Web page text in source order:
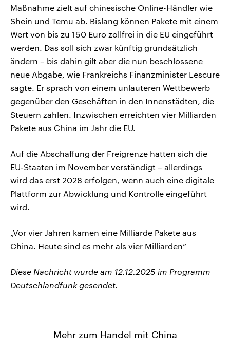
Maßnahme zielt auf chinesische Online-Händler wie
Shein und Temu ab. Bislang können Pakete mit einem
Wert von bis zu 150 Euro zollfrei in die EU eingeführt
werden. Das soll sich zwar künftig grundsätzlich
ändern – bis dahin gilt aber die nun beschlossene
neue Abgabe, wie Frankreichs Finanzminister Lescure
sagte. Er sprach von einem unlauteren Wettbewerb
gegenüber den Geschäften in den Innenstädten, die
Steuern zahlen. Inzwischen erreichten vier Milliarden
Pakete aus China im Jahr die EU.
Auf die Abschaffung der Freigrenze hatten sich die
EU-Staaten im November verständigt – allerdings
wird das erst 2028 erfolgen, wenn auch eine digitale
Plattform zur Abwicklung und Kontrolle eingeführt
wird.
„Vor vier Jahren kamen eine Milliarde Pakete aus
China. Heute sind es mehr als vier Milliarden“
Diese Nachricht wurde am 12.12.2025 im Programm
Deutschlandfunk gesendet.
Mehr zum Handel mit China